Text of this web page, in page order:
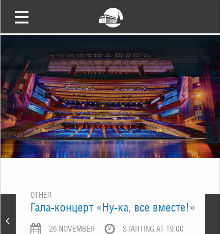
Концерт, посвященный
Александры Пахмутовой
OTHER
Гала-концерт «Ну-ка, все вместе!»
26 NOVEMBER
STARTING AT 19:00